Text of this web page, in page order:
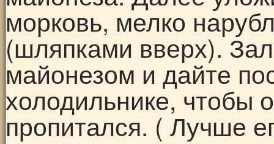
морковь, мелко
(шляпками вверх).
майонезом и дайте
холодильнике, чтобы
пропитался. ( Лучше